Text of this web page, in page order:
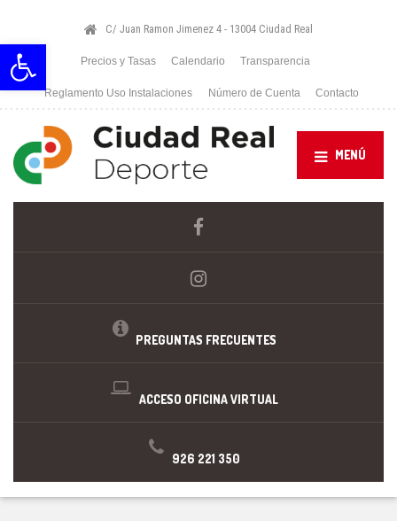
Abrir barra de herramientas
C/ Juan Ramon Jimenez 4 - 13004 Ciudad Real
Precios y Tasas Calendario Transparencia
Reglamento Uso Instalaciones Número de Cuenta Contacto
MENÚ
PREGUNTAS FRECUENTES
ACCESO OFICINA VIRTUAL
926 221 350